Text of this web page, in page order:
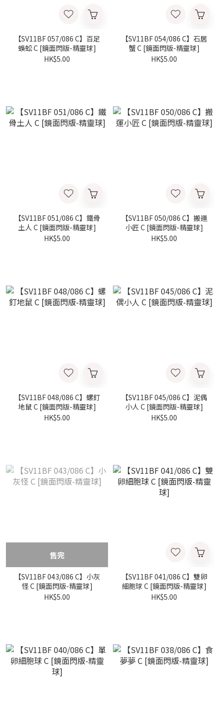
【SV11BF 057/086 C】百足
蜈蚣 C [鏡面閃版-精靈球]
HK$5.00
【SV11BF 054/086 C】石居
蟹 C [鏡面閃版-精靈球]
HK$5.00
【SV11BF 051/086 C】鐵骨
土人 C [鏡面閃版-精靈球]
HK$5.00
【SV11BF 050/086 C】搬運
小匠 C [鏡面閃版-精靈球]
HK$5.00
【SV11BF 048/086 C】螺釘
地鼠 C [鏡面閃版-精靈球]
HK$5.00
【SV11BF 045/086 C】泥偶
小人 C [鏡面閃版-精靈球]
HK$5.00
售完
【SV11BF 043/086 C】小灰
怪 C [鏡面閃版-精靈球]
HK$5.00
【SV11BF 041/086 C】雙卵
細胞球 C [鏡面閃版-精靈球]
HK$5.00